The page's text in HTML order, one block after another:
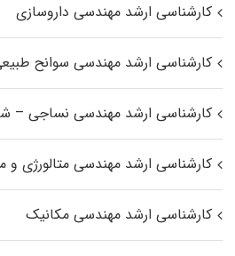
کارشناسی ارشد مهندسی داروسازی
کارشناسی ارشد مهندسی سوانح
کارشناسی ارشد مهندسی نساجی –
کارشناسی ارشد مهندسی متالورژی و
کارشناسی ارشد مهندسی مکانیک